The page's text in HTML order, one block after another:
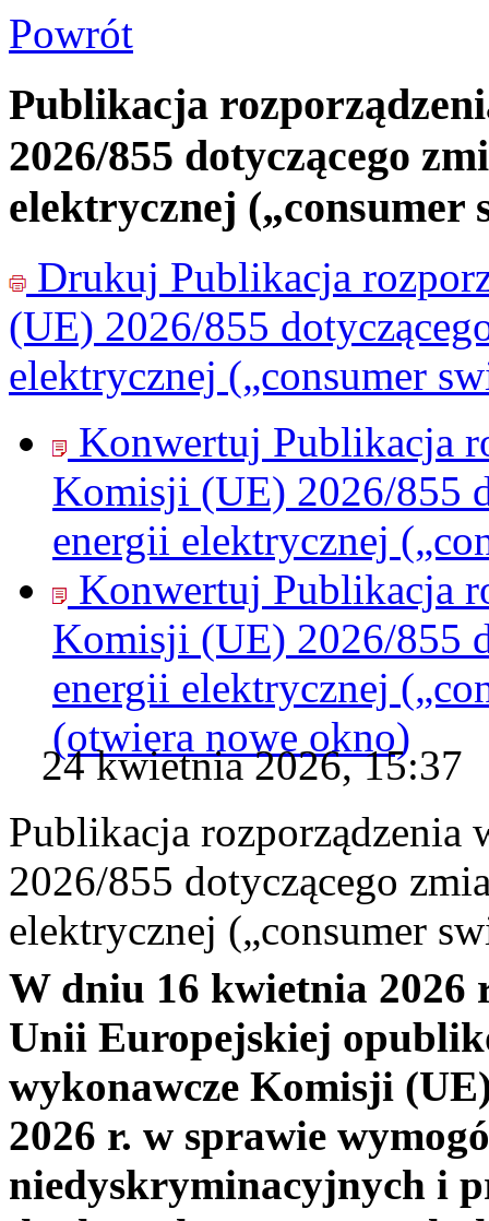
Powrót
Publikacja
2026/855 dotyczącego
elektrycznej („consumer
Drukuj Publikacja
(UE) 2026/855
elektrycznej („consumer
Konwertuj Publikacja
Komisji (UE) 2026/855
energii elektrycznej
Konwertuj Publikacja
Komisji (UE) 2026/855
energii elektrycznej
(otwiera nowe okno)
24 kwietnia 2026, 15:37
Publikacja
2026/855 dotyczącego
elektrycznej („consumer
W dniu 16 kwietnia 2026
Unii Europejskiej
wykonawcze Komisji
2026 r. w sprawie
niedyskryminacyjnych i